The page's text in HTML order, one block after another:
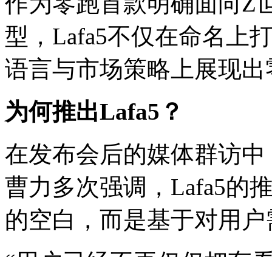
型，Lafa5不仅在命名上
语言与市场策略上展现
为何推出Lafa5 ？
在发布会后的媒体群访
曹力多次强调，Lafa5的
的空白，而是基于对用